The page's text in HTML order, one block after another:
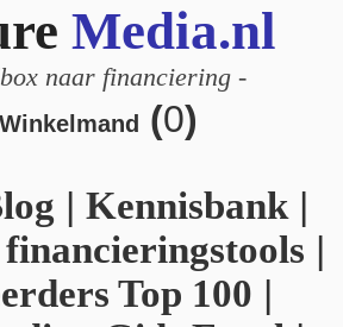
Media.nl
naar financiering -
Winkelmand (0)
| Kennisbank|
|
Top 100 |